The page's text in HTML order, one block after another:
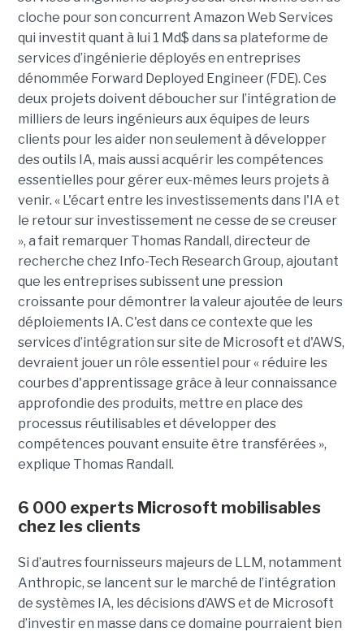
cloche pour son concurrent Amazon Web Services
qui investit quant à lui 1 Md$ dans sa plateforme de
services d’ingénierie déployés en entreprises
dénommée Forward Deployed Engineer (FDE). Ces
deux projets doivent déboucher sur l’intégration de
milliers de leurs ingénieurs aux équipes de leurs
clients pour les aider non seulement à développer
des outils IA, mais aussi acquérir les compétences
essentielles pour gérer eux-mêmes leurs projets à
venir. « L'écart entre les investissements dans l'IA et
le retour sur investissement ne cesse de se creuser
», a fait remarquer Thomas Randall, directeur de
recherche chez Info-Tech Research Group, ajoutant
que les entreprises subissent une pression
croissante pour démontrer la valeur ajoutée de leurs
déploiements IA. C'est dans ce contexte que les
services d’intégration sur site de Microsoft et d'AWS,
devraient jouer un rôle essentiel pour « réduire les
courbes d'apprentissage grâce à leur connaissance
approfondie des produits, mettre en place des
processus réutilisables et développer des
compétences pouvant ensuite être transférées »,
explique Thomas Randall.
6 000 experts Microsoft mobilisables
chez les clients
Si d’autres fournisseurs majeurs de LLM, notamment
Anthropic, se lancent sur le marché de l’intégration
de systèmes IA, les décisions d’AWS et de Microsoft
d’investir en masse dans ce domaine pourraient bien